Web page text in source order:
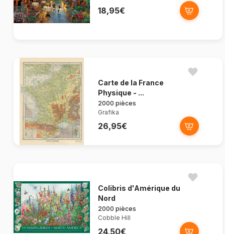
18,95€
Carte de la France
Physique - ...
2000 pièces
Grafika
26,95€
Colibris d'Amérique du
Nord
2000 pièces
Cobble Hill
24,50€